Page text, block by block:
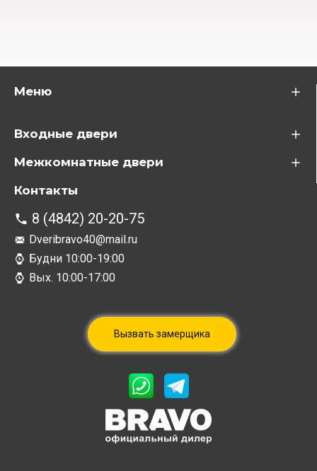
Меню
Входные двери
Межкомнатные двери
Контакты
8 (4842) 20-20-75
Dveribravo40@mail.ru
Будни 10:00-19:00
Вых. 10:00-17:00
Вызвать замерщика